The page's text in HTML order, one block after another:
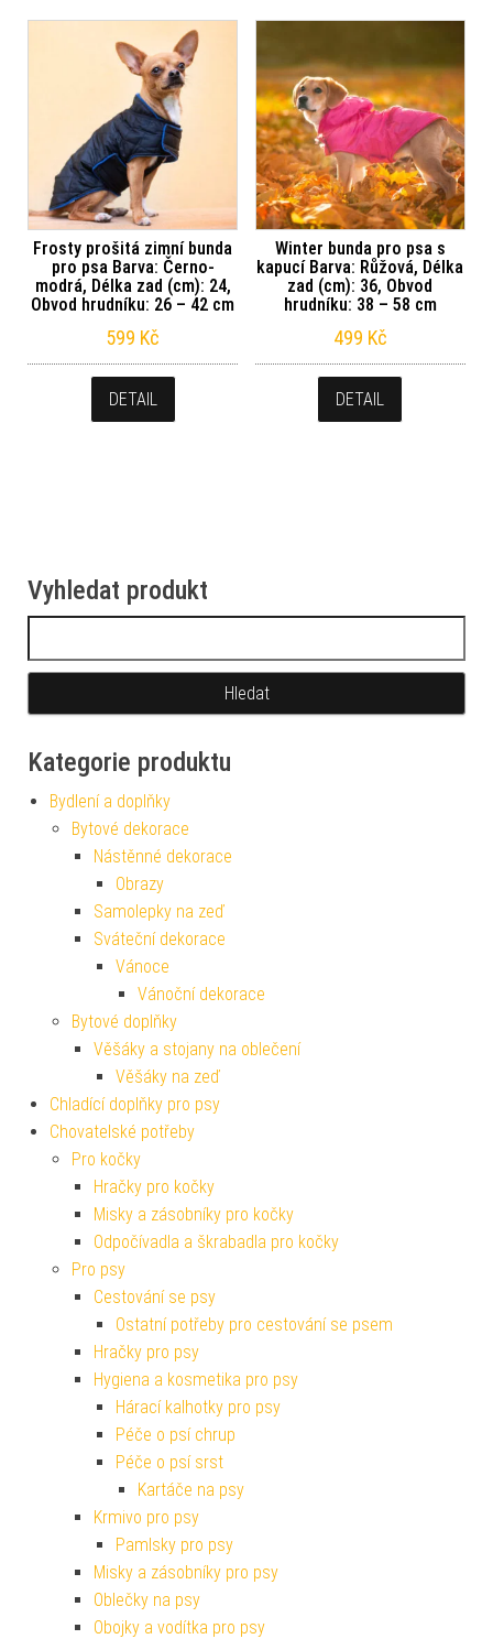
Frosty prošitá zimní bunda
pro psa Barva: Černo-
modrá, Délka zad (cm): 24,
Obvod hrudníku: 26 – 42 cm
599 Kč
DETAIL
Winter bunda pro psa s
kapucí Barva: Růžová, Délka
zad (cm): 36, Obvod
hrudníku: 38 – 58 cm
499 Kč
DETAIL
Vyhledat produkt
Kategorie produktu
Bydlení a doplňky
Bytové dekorace
Nástěnné dekorace
Obrazy
Samolepky na zeď
Sváteční dekorace
Vánoce
Vánoční dekorace
Bytové doplňky
Věšáky a stojany na oblečení
Věšáky na zeď
Chladící doplňky pro psy
Chovatelské potřeby
Pro kočky
Hračky pro kočky
Misky a zásobníky pro kočky
Odpočívadla a škrabadla pro kočky
Pro psy
Cestování se psy
Ostatní potřeby pro cestování se psem
Hračky pro psy
Hygiena a kosmetika pro psy
Hárací kalhotky pro psy
Péče o psí chrup
Péče o psí srst
Kartáče na psy
Krmivo pro psy
Pamlsky pro psy
Misky a zásobníky pro psy
Oblečky na psy
Obojky a vodítka pro psy